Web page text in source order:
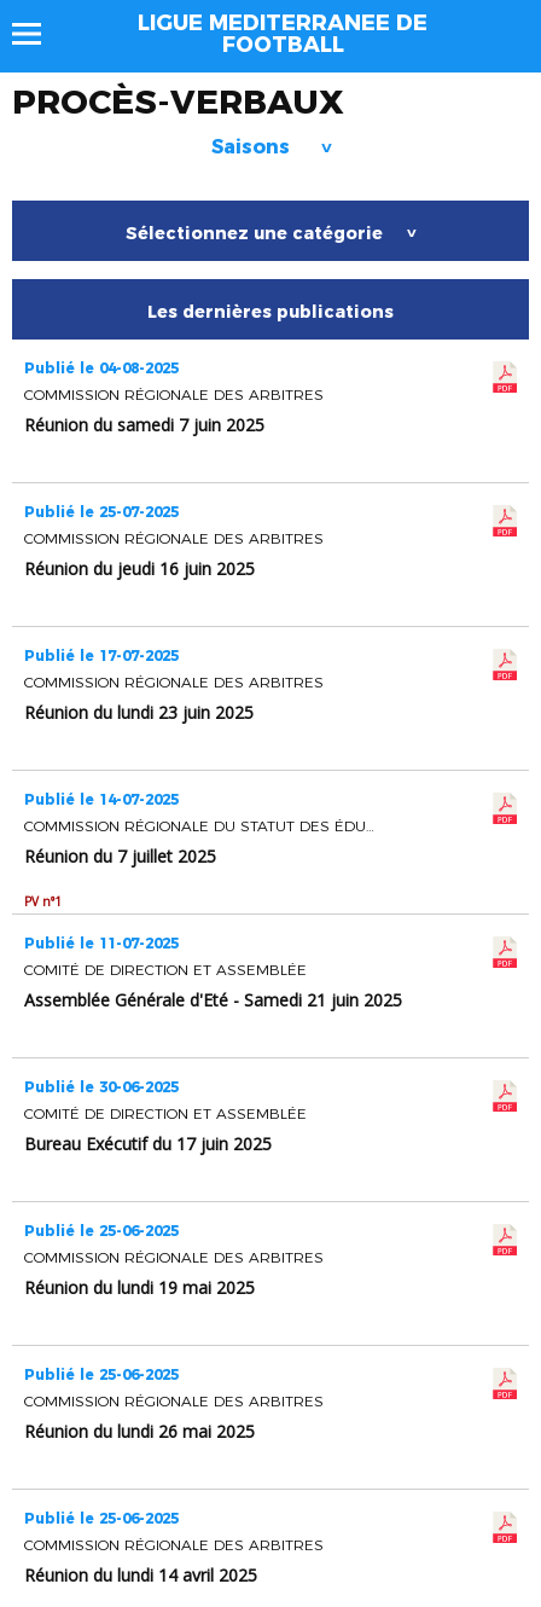
LIGUE MEDITERRANEE DE
FOOTBALL
PROCÈS-VERBAUX
Saisons >
Sélectionnez une catégorie >
Les dernières publications
Publié le 04-08-2025
COMMISSION RÉGIONALE DES ARBITRES
Réunion du samedi 7 juin 2025
Publié le 25-07-2025
COMMISSION RÉGIONALE DES ARBITRES
Réunion du jeudi 16 juin 2025
Publié le 17-07-2025
COMMISSION RÉGIONALE DES ARBITRES
Réunion du lundi 23 juin 2025
Publié le 14-07-2025
COMMISSION RÉGIONALE DU STATUT DES ÉDUCATEURS ET ENTRAINEURS DE FOOTBALL
Réunion du 7 juillet 2025
PV n°1
Publié le 11-07-2025
COMITÉ DE DIRECTION ET ASSEMBLÉE
Assemblée Générale d'Eté - Samedi 21 juin 2025
Publié le 30-06-2025
COMITÉ DE DIRECTION ET ASSEMBLÉE
Bureau Exécutif du 17 juin 2025
Publié le 25-06-2025
COMMISSION RÉGIONALE DES ARBITRES
Réunion du lundi 19 mai 2025
Publié le 25-06-2025
COMMISSION RÉGIONALE DES ARBITRES
Réunion du lundi 26 mai 2025
Publié le 25-06-2025
COMMISSION RÉGIONALE DES ARBITRES
Réunion du lundi 14 avril 2025